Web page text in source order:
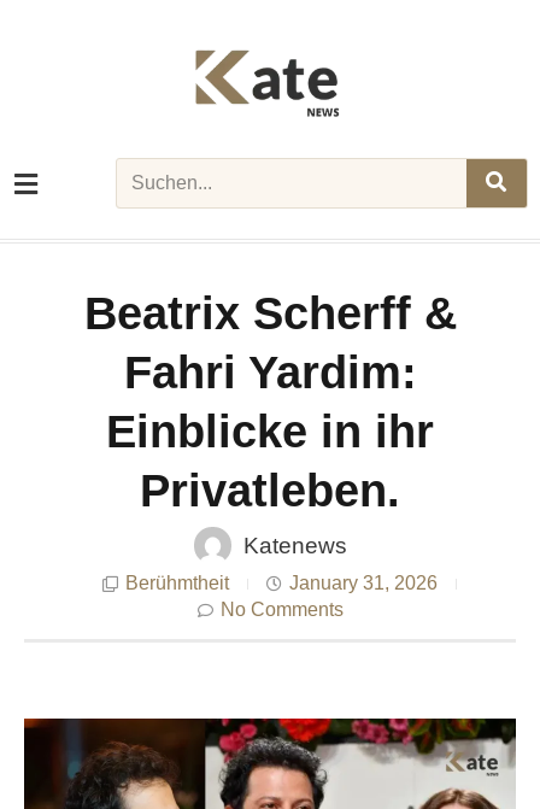
Beatrix Scherff &
Fahri Yardim:
Einblicke in ihr
Privatleben.
Katenews
Berühmtheit
January 31, 2026
No Comments